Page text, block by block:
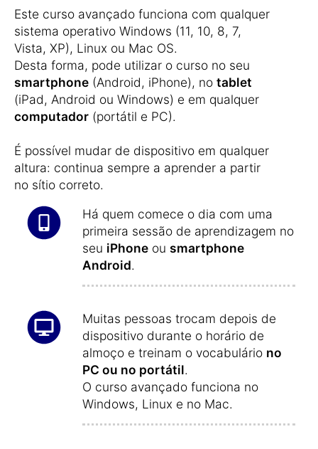
Este curso avançado funciona com qualquer
sistema operativo Windows (11, 10, 8, 7,
Vista, XP), Linux ou Mac OS.
Desta forma, pode utilizar o curso no seu
smartphone (Android, iPhone), no tablet
(iPad, Android ou Windows) e em qualquer
computador (portátil e PC).
É possível mudar de dispositivo em qualquer
altura: continua sempre a aprender a partir
no sítio correto.
Há quem comece o dia com uma
primeira sessão de aprendizagem no
seu iPhone ou smartphone
Android.
Muitas pessoas trocam depois de
dispositivo durante o horário de
almoço e treinam o vocabulário no
PC ou no portátil.
O curso avançado funciona no
Windows, Linux e no Mac.